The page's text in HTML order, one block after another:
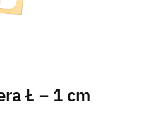
Ł – 1 cm